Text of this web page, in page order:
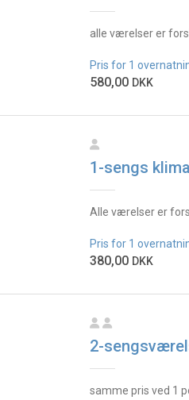
alle værelser er
Pris for 1
580,00 DKK
1-sengs
Alle værelser er
Pris for 1
380,00 DKK
2-
samme pris ved 1